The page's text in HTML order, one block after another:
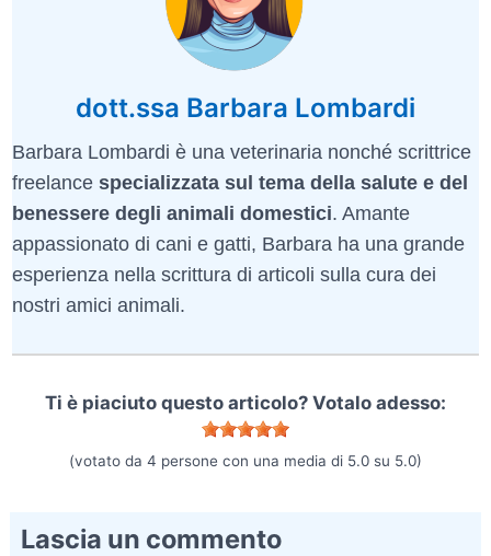
dott.ssa Barbara Lombardi
Barbara Lombardi è una veterinaria nonché scrittrice
freelance specializzata sul tema della salute e del
benessere degli animali domestici. Amante
appassionato di cani e gatti, Barbara ha una grande
esperienza nella scrittura di articoli sulla cura dei
nostri amici animali.
Ti è piaciuto questo articolo? Votalo adesso:
(votato da 4 persone con una media di 5.0 su 5.0)
Lascia un commento